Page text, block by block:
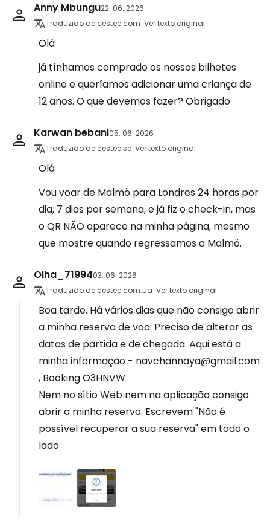
Anny Mbungu22. 06. 2026
Traduzido de cestee.com Ver texto original
Olá
já tínhamos comprado os nossos bilhetes
online e queríamos adicionar uma criança de
12 anos. O que devemos fazer? Obrigado
Karwan bebani05. 06. 2026
Traduzido de cestee.se Ver texto original
Olá
Vou voar de Malmö para Londres 24 horas por
dia, 7 dias por semana, e já fiz o check-in, mas
o QR NÃO aparece na minha página, mesmo
que mostre quando regressamos a Malmö.
Olha_7199403. 06. 2026
Traduzido de cestee.com.ua Ver texto original
Boa tarde. Há vários dias que não consigo abrir
a minha reserva de voo. Preciso de alterar as
datas de partida e de chegada. Aqui está a
minha informação - navchannaya@gmail.com
, Booking O3HNVW
Nem no sítio Web nem na aplicação consigo
abrir a minha reserva. Escrevem "Não é
possível recuperar a sua reserva" em todo o
lado